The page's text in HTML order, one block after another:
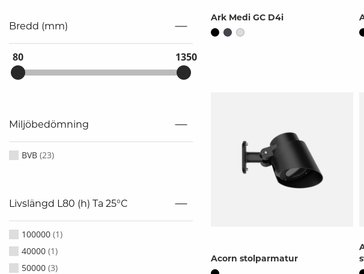
Bredd (mm)
80 1350
Miljöbedömning
BVB (23)
Livslängd L80 (h) Ta 25°C
100000 (1)
40000 (1)
50000 (3)
Ark Medi GC D4i
Acorn stolparmatur